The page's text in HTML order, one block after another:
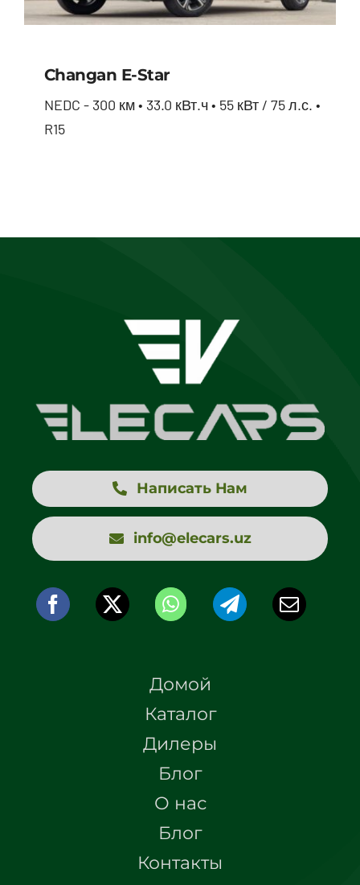
Changan E-Star
NEDC - 300 км • 33.0 кВт.ч • 55 кВт / 75 л.с. •
R15
Написать Нам
info@elecars.uz
Домой
Каталог
Дилеры
Блог
О нас
Блог
Контакты